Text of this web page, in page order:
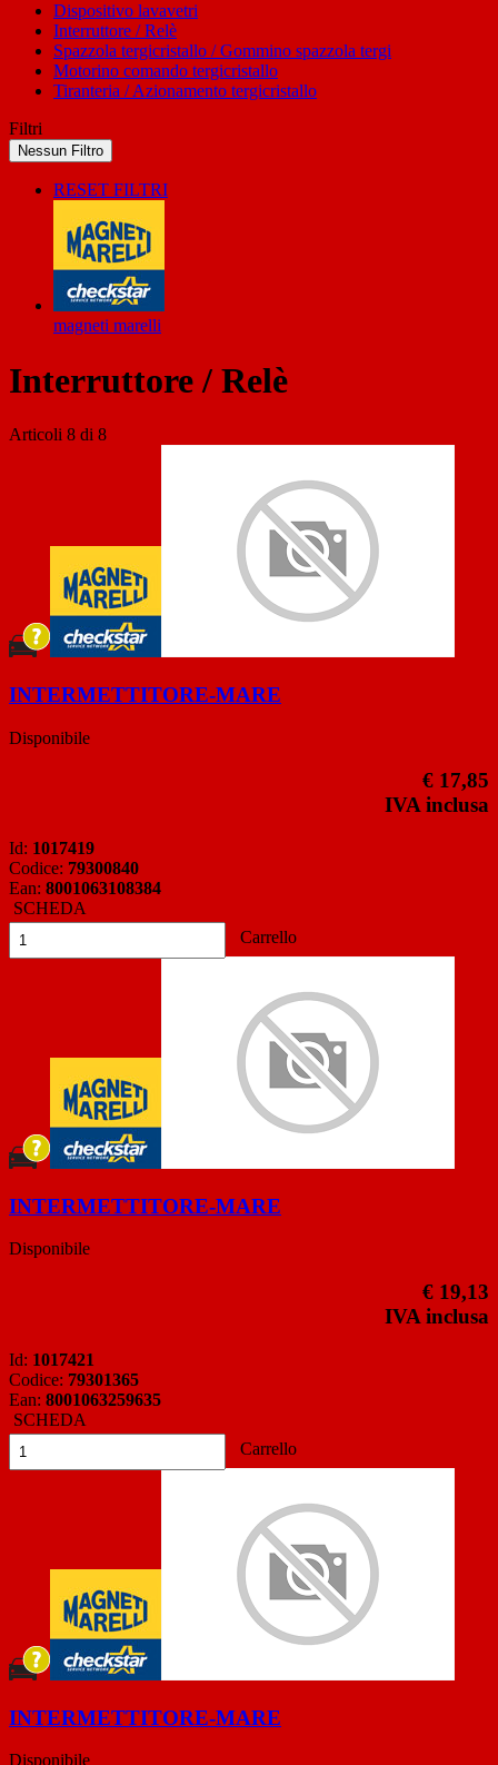
Dispositivo lavavetri
Interruttore / Relè
Spazzola tergicristallo / Gommino spazzola tergi
Motorino comando tergicristallo
Tiranteria / Azionamento tergicristallo
Filtri
Nessun Filtro
RESET FILTRI
magneti marelli
Interruttore / Relè
Articoli 8 di 8
INTERMETTITORE-MARE
Disponibile
€ 17,85
IVA inclusa
Id: 1017419
Codice: 79300840
Ean: 8001063108384
SCHEDA
Carrello
INTERMETTITORE-MARE
Disponibile
€ 19,13
IVA inclusa
Id: 1017421
Codice: 79301365
Ean: 8001063259635
SCHEDA
Carrello
INTERMETTITORE-MARE
Disponibile